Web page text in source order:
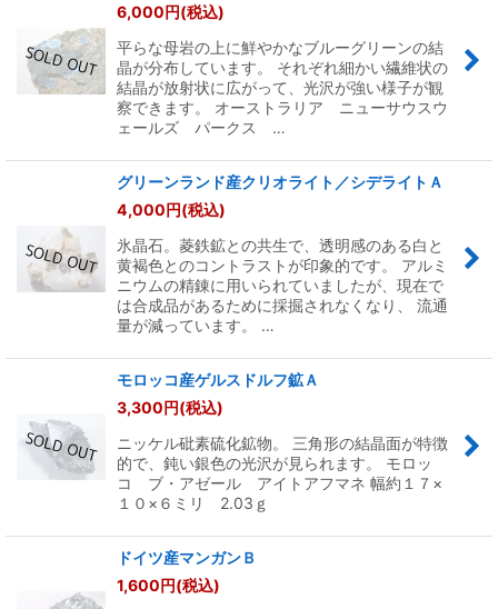
6,000円(税込)
平らな母岩の上に鮮やかなブルーグリーンの結
晶が分布しています。 それぞれ細かい繊維状の
結晶が放射状に広がって、光沢が強い様子が観
察できます。 オーストラリア ニューサウスウ
ェールズ パークス …
グリーンランド産クリオライト／シデライトＡ
4,000円(税込)
氷晶石。菱鉄鉱との共生で、透明感のある白と
黄褐色とのコントラストが印象的です。 アルミ
ニウムの精錬に用いられていましたが、現在で
は合成品があるために採掘されなくなり、 流通
量が減っています。 …
モロッコ産ゲルスドルフ鉱Ａ
3,300円(税込)
ニッケル砒素硫化鉱物。 三角形の結晶面が特徴
的で、鈍い銀色の光沢が見られます。 モロッ
コ ブ・アゼール アイトアフマネ 幅約１７×
１０×６ミリ 2.03ｇ
ドイツ産マンガンＢ
1,600円(税込)